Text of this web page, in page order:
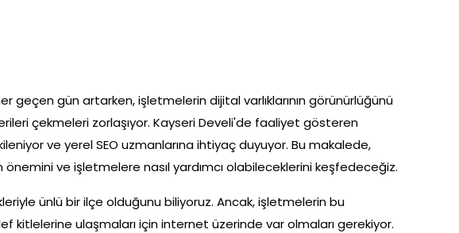
geçen gün artarken, işletmelerin dijital varlıklarının görünürlüğünü
çekmeleri zorlaşıyor. Kayseri Develi'de faaliyet gösteren
ve yerel SEO uzmanlarına ihtiyaç duyuyor. Bu makalede,
önemini ve işletmelere nasıl yardımcı olabileceklerini keşfedeceğiz.
ünlü bir ilçe olduğunu biliyoruz. Ancak, işletmelerin bu
kitlelerine ulaşmaları için internet üzerinde var olmaları gerekiyor.